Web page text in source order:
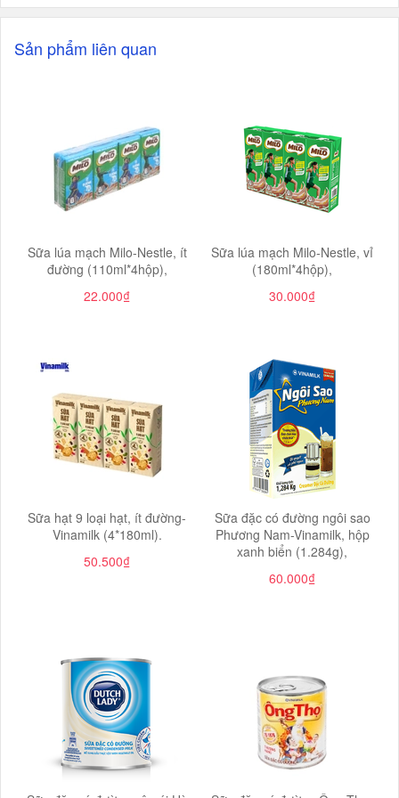
Sản phẩm liên quan
Sữa lúa mạch Milo-Nestle, ít
đường (110ml*4hộp),
22.000₫
Sữa lúa mạch Milo-Nestle, vỉ
(180ml*4hộp),
30.000₫
Sữa hạt 9 loại hạt, ít đường-
Vinamilk (4*180ml).
50.500₫
Sữa đặc có đường ngôi sao
Phương Nam-Vinamilk, hộp
xanh biển (1.284g),
60.000₫